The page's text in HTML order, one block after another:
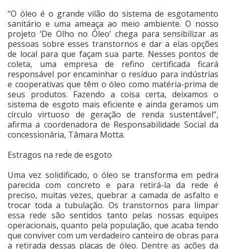
“O óleo é o grande vilão do sistema de esgotamento
sanitário e uma ameaça ao meio ambiente. O nosso
projeto ‘De Olho no Óleo’ chega para sensibilizar as
pessoas sobre esses transtornos e dar a elas opções
de local para que façam sua parte. Nesses pontos de
coleta, uma empresa de refino certificada ficará
responsável por encaminhar o resíduo para indústrias
e cooperativas que têm o óleo como matéria-prima de
seus produtos. Fazendo a coisa certa, deixamos o
sistema de esgoto mais eficiente e ainda geramos um
círculo virtuoso de geração de renda sustentável”,
afirma a coordenadora de Responsabilidade Social da
concessionária, Tâmara Motta.
Estragos na rede de esgoto
Uma vez solidificado, o óleo se transforma em pedra
parecida com concreto e para retirá-la da rede é
preciso, muitas vezes, quebrar a camada de asfalto e
trocar toda a tubulação. Os transtornos para limpar
essa rede são sentidos tanto pelas nossas equipes
operacionais, quanto pela população, que acaba tendo
que conviver com um verdadeiro canteiro de obras para
a retirada dessas placas de óleo. Dentre as ações da